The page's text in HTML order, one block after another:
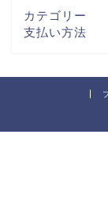
カテゴリー
支払い方法